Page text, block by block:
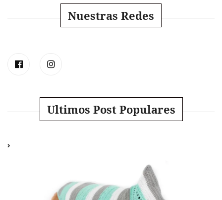
Nuestras Redes
Ultimos Post Populares